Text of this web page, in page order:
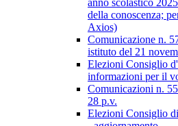
anno scolastico
della conoscenza;
Axios)
Comunicazione n.
istituto del 21
Elezioni Consiglio
informazioni per il
Comunicazioni n.
28 p.v.
Elezioni Consiglio